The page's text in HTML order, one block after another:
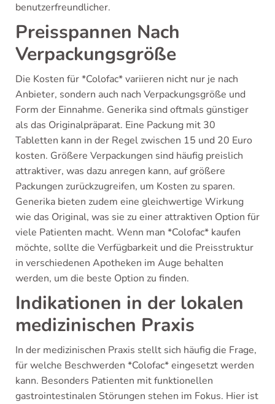
benutzerfreundlicher.
Preisspannen Nach
Verpackungsgröße
Die Kosten für *Colofac* variieren nicht nur je nach
Anbieter, sondern auch nach Verpackungsgröße und
Form der Einnahme. Generika sind oftmals günstiger
als das Originalpräparat. Eine Packung mit 30
Tabletten kann in der Regel zwischen 15 und 20 Euro
kosten. Größere Verpackungen sind häufig preislich
attraktiver, was dazu anregen kann, auf größere
Packungen zurückzugreifen, um Kosten zu sparen.
Generika bieten zudem eine gleichwertige Wirkung
wie das Original, was sie zu einer attraktiven Option für
viele Patienten macht. Wenn man *Colofac* kaufen
möchte, sollte die Verfügbarkeit und die Preisstruktur
in verschiedenen Apotheken im Auge behalten
werden, um die beste Option zu finden.
Indikationen in der lokalen
medizinischen Praxis
In der medizinischen Praxis stellt sich häufig die Frage,
für welche Beschwerden *Colofac* eingesetzt werden
kann. Besonders Patienten mit funktionellen
gastrointestinalen Störungen stehen im Fokus. Hier ist